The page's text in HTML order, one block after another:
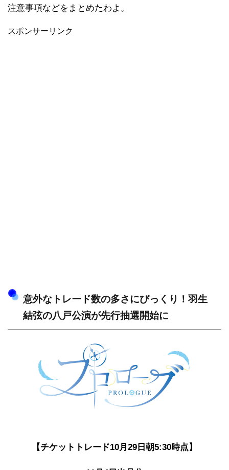
注意事項などをまとめたわよ。
スポンサーリンク
意外なトレード数の多さにびっくり！羽生
結弦の八戸公演が先行抽選開始に
【チケットトレード10月29日朝5:30時点】